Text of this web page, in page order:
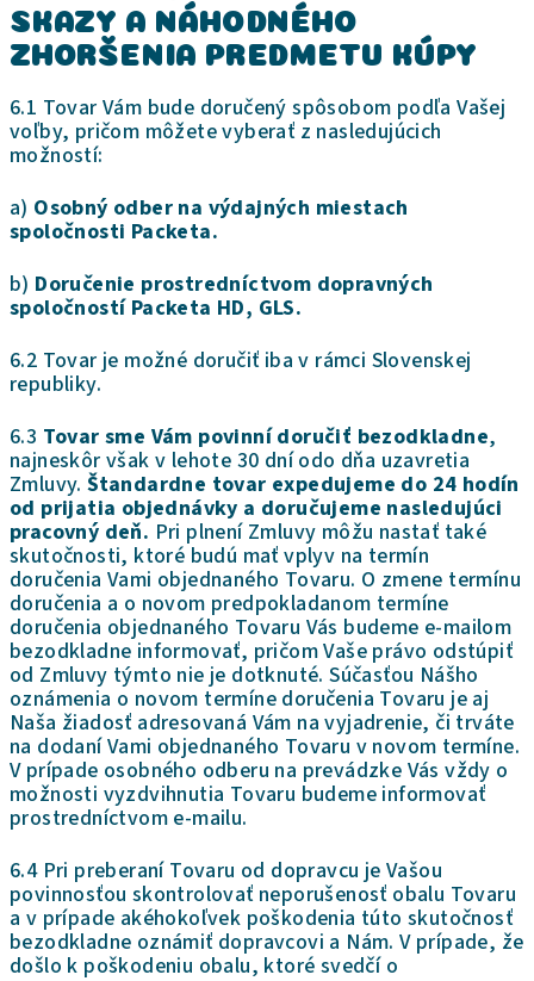
SKAZY A NÁHODNÉHO
ZHORŠENIA PREDMETU KÚPY
6.1 Tovar Vám bude doručený spôsobom podľa Vašej
voľby, pričom môžete vyberať z nasledujúcich
možností:
a) Osobný odber na výdajných miestach
spoločnosti Packeta.
b) Doručenie prostredníctvom dopravných
spoločností Packeta HD, GLS.
6.2 Tovar je možné doručiť iba v rámci Slovenskej
republiky.
6.3 Tovar sme Vám povinní doručiť bezodkladne,
najneskôr však v lehote 30 dní odo dňa uzavretia
Zmluvy.Štandardne tovar expedujeme do 24 hodín
od prijatia objednávky a doručujeme nasledujúci
pracovný deň. Pri plnení Zmluvy môžu nastať také
skutočnosti, ktoré budú mať vplyv na termín
doručenia Vami objednaného Tovaru. O zmene termínu
doručenia a o novom predpokladanom termíne
doručenia objednaného Tovaru Vás budeme e-mailom
bezodkladne informovať, pričom Vaše právo odstúpiť
od Zmluvy týmto nie je dotknuté. Súčasťou Nášho
oznámenia o novom termíne doručenia Tovaru je aj
Naša žiadosť adresovaná Vám na vyjadrenie, či trváte
na dodaní Vami objednaného Tovaru v novom termíne.
V prípade osobného odberu na prevádzke Vás vždy o
možnosti vyzdvihnutia Tovaru budeme informovať
prostredníctvom e-mailu.
6.4 Pri preberaní Tovaru od dopravcu je Vašou
povinnosťou skontrolovať neporušenosť obalu Tovaru
a v prípade akéhokoľvek poškodenia túto skutočnosť
bezodkladne oznámiť dopravcovi a Nám. V prípade, že
došlo k poškodeniu obalu, ktoré svedčí o